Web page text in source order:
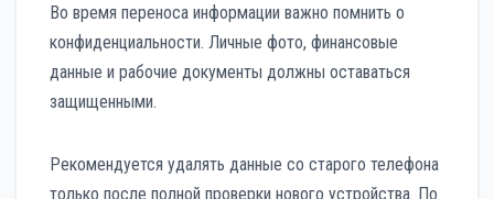
Во время переноса информации важно помнить о
конфиденциальности. Личные фото, финансовые
данные и рабочие документы должны оставаться
защищенными.
Рекомендуется удалять данные со старого телефона
только после полной проверки нового устройства. По